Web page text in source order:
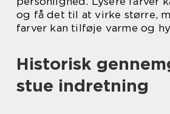
og få det til at virke større,
farver kan tilføje varme og
Historisk
stue indretning